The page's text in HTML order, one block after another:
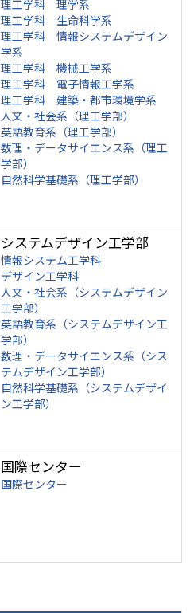
理工学科 理学系
理工学科 生命科学系
理工学科 情報システムデザイン
学系
理工学科 機械工学系
理工学科 電子情報工学系
理工学科 建築・都市環境学系
人文・社会系（理工学部）
英語教育系（理工学部）
数理・データサイエンス系（理工
学部）
自然科学基礎系（理工学部）
システムデザイン工学部
情報システム工学科
デザイン工学科
人文・社会系（システムデザイン
工学部）
英語教育系（システムデザイン工
学部）
数理・データサイエンス系（シス
テムデザイン工学部）
自然科学基礎系（システムデザイ
ン工学部）
国際センター
国際センター